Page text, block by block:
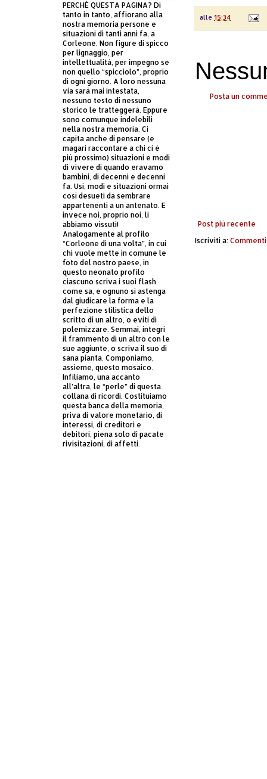
alle 15:34
Posta un
Post più recente
Iscriviti a:
PERCHÈ QUESTA PAGINA? Di
tanto in tanto, affiorano alla
nostra memoria persone e
situazioni di tanti anni fa, a
Corleone. Non figure di spicco
per lignaggio, per
intellettualità, per impegno se
non quello “spicciolo”, proprio
di ogni giorno. A loro nessuna
via sarà mai intestata,
nessuno testo di nessuno
storico le tratteggerà. Eppure
sono comunque indelebili
nella nostra memoria. Ci
capita anche di pensare (e
magari raccontare a chi ci è
più prossimo) situazioni e modi
di vivere di quando eravamo
bambini, di decenni e decenni
fa. Usi, modi e situazioni ormai
così desueti da sembrare
appartenenti a un antenato. E
invece noi, proprio noi, li
abbiamo vissuti!
Analogamente al profilo
“Corleone di una volta”, in cui
chi vuole mette in comune le
foto del nostro paese, in
questo neonato profilo
ciascuno scriva i suoi flash
come sa, e ognuno si astenga
dal giudicare la forma e la
perfezione stilistica dello
scritto di un altro, o eviti di
polemizzare. Semmai, integri
il frammento di un altro con le
sue aggiunte, o scriva il suo di
sana pianta. Componiamo,
assieme, questo mosaico.
Infiliamo, una accanto
all’altra, le “perle” di questa
collana di ricordi. Costituiamo
questa banca della memoria,
priva di valore monetario, di
interessi, di creditori e
debitori, piena solo di pacate
rivisitazioni, di affetti.